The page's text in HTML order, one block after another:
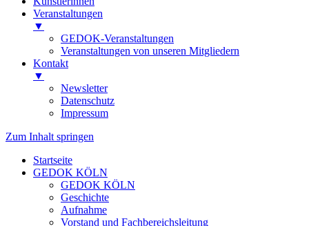
Veranstaltungen
▼
GEDOK-Veranstaltungen
Veranstaltungen von unseren Mitgliedern
Kontakt
▼
Newsletter
Datenschutz
Impressum
Zum Inhalt springen
Startseite
GEDOK KÖLN
GEDOK KÖLN
Geschichte
Aufnahme
Vorstand und Fachbereichsleitung